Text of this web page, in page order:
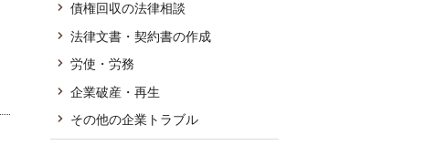
債権回収の法律相談
法律文書・契約書の作成
労使・労務
企業破産・再生
その他の企業トラブル